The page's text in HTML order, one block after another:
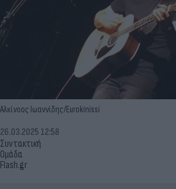
Αλκίνοος Ιωαννίδης/Eurokinissi
Συντακτική
Ομάδα
Flash.gr
26.03.2025 12:58